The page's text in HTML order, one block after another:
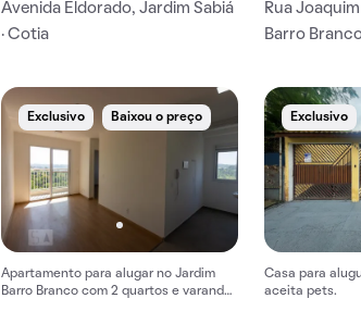
Avenida Eldorado, Jardim Sabiá
· Cotia
Rua
Barro
Exclusivo Baixou o preço
Apartamento para alugar no Jardim
Barro Branco com 2 quartos e varanda.
Exclusivo
Casa para
aceita pets.